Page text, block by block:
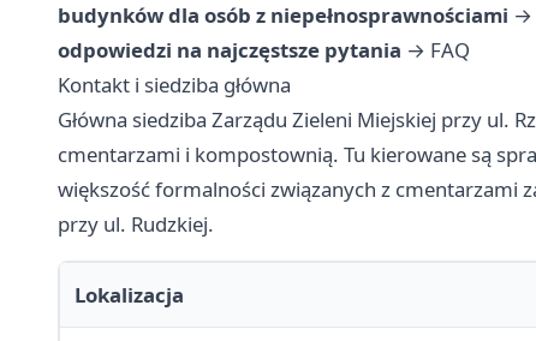
budynków dla osób z niepełnosprawnościami →
odpowiedzi na najczęstsze pytania → FAQ
Kontakt i siedziba główna
Główna siedziba Zarządu Zieleni Miejskiej przy ul.
cmentarzami i kompostownią. Tu kierowane są
większość formalności związanych z cmentarzami
przy ul. Rudzkiej.
Lokalizacja